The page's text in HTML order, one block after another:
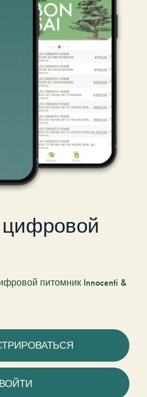
питомник Innocenti &
ВОЙТИ